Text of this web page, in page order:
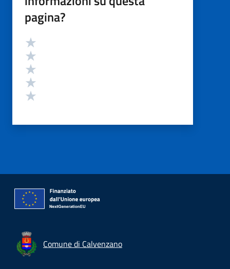
pagina?
Valutazione
Comune di Calvenzano